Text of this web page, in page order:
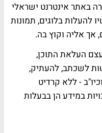
באתר אינטרנט ישראלי
להעלות בלוגים, תמונות
אך אליה וקוץ בה.
העלאת התוכן,
לשכתב, להעתיק,
- ללא קרדיט
במידע הן בבעלות